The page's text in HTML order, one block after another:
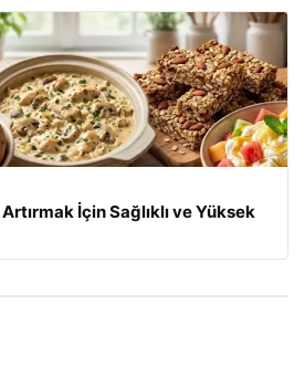
İçin Sağlıklı ve Yüksek